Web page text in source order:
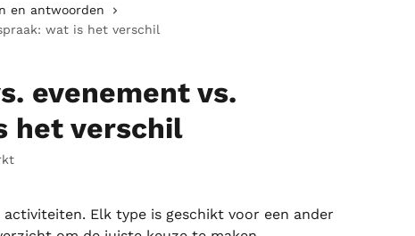
en antwoorden
wat is het verschil
evenement vs.
het verschil
Elk type is geschikt voor een ander